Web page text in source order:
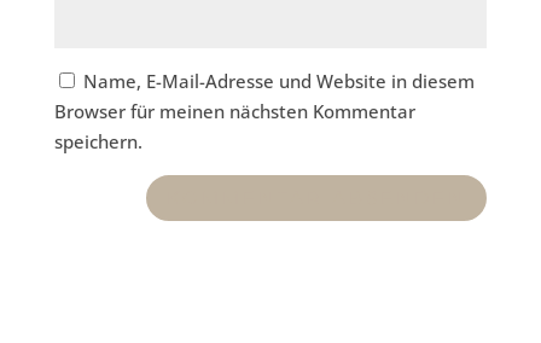
Name, E-Mail-Adresse und Website in diesem
Browser für meinen nächsten Kommentar
speichern.